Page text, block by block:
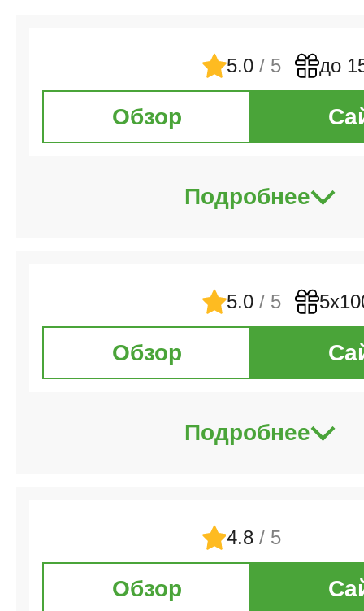
5.0 / 5 до
Обзор
Подробнее
5.0 / 5
Обзор
Подробнее
4.8 / 5
Обзор